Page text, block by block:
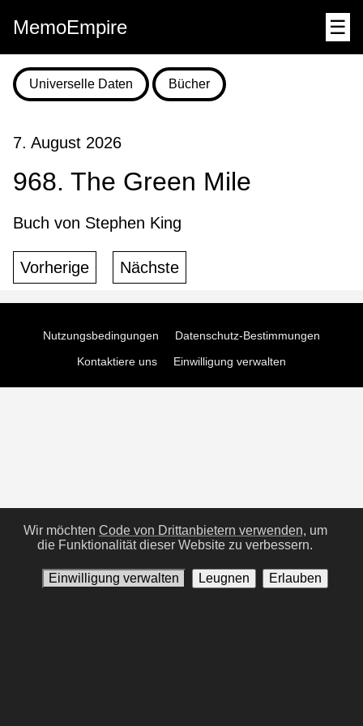
MemoEmpire ☰
Universelle Daten Bücher
7. August 2026
968. The Green Mile
Buch von Stephen King
Vorherige Nächste
Nutzungsbedingungen
Datenschutz-Bestimmungen
Kontaktiere uns
Einwilligung verwalten
Wir möchten Code von Drittanbietern verwenden, um
die Funktionalität dieser Website zu verbessern.
Einwilligung verwalten Leugnen Erlauben